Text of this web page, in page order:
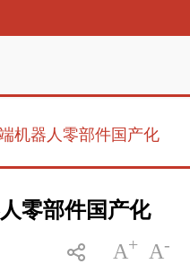
机器人零部件国产化
零部件国产化
A+ A-